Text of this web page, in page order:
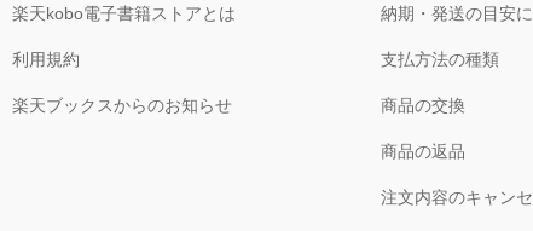
楽天kobo電子書籍ストアとは
利用規約
楽天ブックスからのお知らせ
納期・発送の目安
支払方法の種類
商品の交換
商品の返品
注文内容のキャン